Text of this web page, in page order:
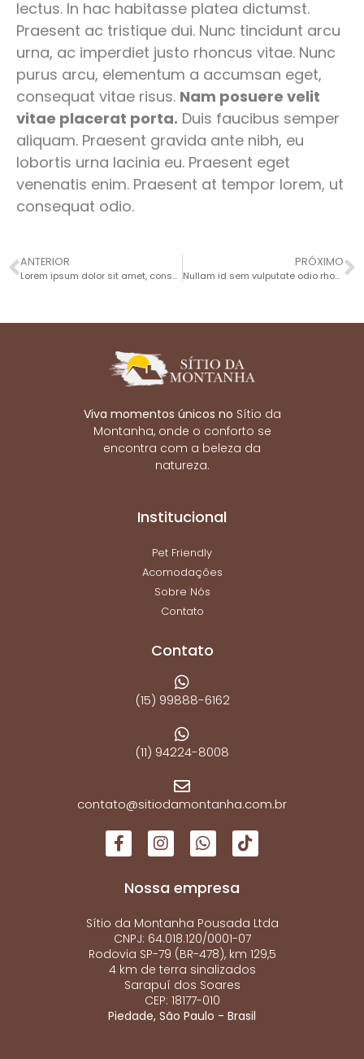
lectus. In hac habitasse platea dictumst.
Praesent ac tristique dui. Nunc tincidunt arcu
urna, ac imperdiet justo rhoncus vitae. Nunc
purus arcu, elementum a accumsan eget,
consequat vitae risus. Nam posuere velit
vitae placerat porta. Duis faucibus semper
aliquam. Praesent gravida ante nibh, eu
lobortis urna lacinia eu. Praesent eget
venenatis enim. Praesent at tempor lorem, ut
consequat odio.
ANTERIOR
Lorem ipsum dolor sit amet, consectetur adipiscing elit.
PRÓXIMO
Nullam id sem vulputate odio rhoncus vestibulum in non odio. Sed semper, leo
Viva momentos únicos no Sítio da
Montanha, onde o conforto se
encontra com a beleza da
natureza.
Institucional
Pet Friendly
Acomodações
Sobre Nós
Contato
Contato
(15) 99888-6162
(11) 94224-8008
contato@sitiodamontanha.com.br
Nossa empresa
Sítio da Montanha Pousada Ltda
CNPJ: 64.018.120/0001-07
Rodovia SP-79 (BR-478), km 129,5
4 km de terra sinalizados
Sarapuí dos Soares
CEP: 18177-010
Piedade, São Paulo - Brasil